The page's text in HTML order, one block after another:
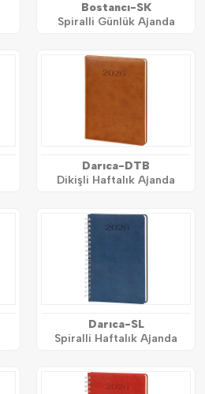
Bostancı-SK
Spiralli Günlük Ajanda
Darıca-DTB
Dikişli Haftalık Ajanda
Darıca-SL
Spiralli Haftalık Ajanda